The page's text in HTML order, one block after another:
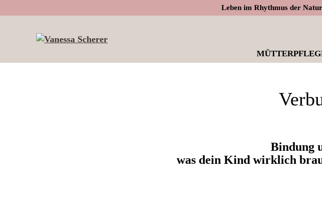
Hauptnavigation
to
Fußzeile
Leben im Rhythmus der
Vanessa
Bindung
was dein Kind wirklich